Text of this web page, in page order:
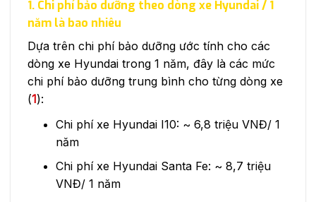
1. Chi phí bảo dưỡng theo dòng xe Hyundai / 1
năm là bao nhiêu
Dựa trên chi phí bảo dưỡng ước tính cho các
dòng xe Hyundai trong 1 năm, đây là các mức
chi phí bảo dưỡng trung bình cho từng dòng xe
(1):
Chi phí xe Hyundai I10: ~ 6,8 triệu VNĐ/ 1
năm
Chi phí xe Hyundai Santa Fe: ~ 8,7 triệu
VNĐ/ 1 năm